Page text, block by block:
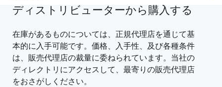
ディストリビューターから購入する
在庫があるものについては、正規代理店を通じて基
本的に入手可能です。価格、入手性、及び各種条件
は、販売代理店の裁量に委ねられています。当社の
ディレクトリにアクセスして、最寄りの販売代理店
をおさがしください。